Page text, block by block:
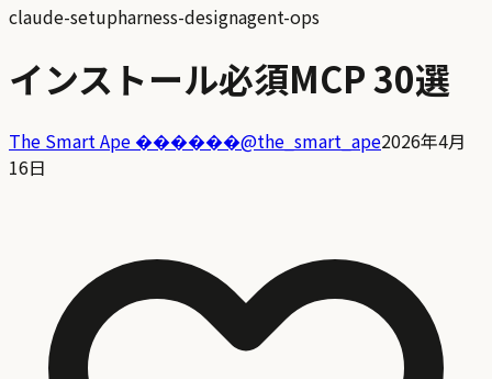
claude-setupharness-designagent-ops
インストール必須MCP 30選
The Smart Ape ������@the_smart_ape2026年4月
16日